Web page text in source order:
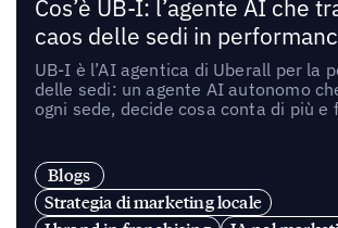
Cos’è UB-I: l’agente AI che
caos delle sedi in
UB-I è l’AI agentica di Uberall per la
delle sedi: un agente AI autonomo
ogni sede, decide cosa conta di più e
Blogs
Strategia di marketing locale